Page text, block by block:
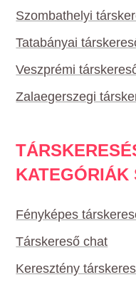
Szombathelyi
Tatabányai
Veszprémi
Zalaegerszegi
KATEGÓRIÁK
Fényképes
Társkereső chat
Keresztény